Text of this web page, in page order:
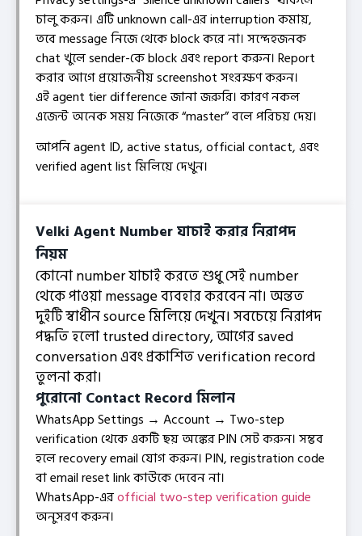
চালু করুন। এটি unknown call-এর interruption কমায়,
তবে message নিজে থেকে block করে না। সন্দেহজনক
chat খুলে sender-কে block এবং report করুন। Report
করার আগে প্রয়োজনীয় screenshot সংরক্ষণ করুন।
এই agent tier difference জানা জরুরি। কারণ নকল
এজেন্ট অনেক সময় নিজেকে “master” বলে পরিচয় দেয়।
আপনি agent ID, active status, official contact, এবং
verified agent list মিলিয়ে দেখুন।
Velki Agent Number যাচাই করার নিরাপদ
নিয়ম
কোনো number যাচাই করতে শুধু সেই number
থেকে পাওয়া message ব্যবহার করবেন না। অন্তত
দুইটি স্বাধীন source মিলিয়ে দেখুন। সবচেয়ে নিরাপদ
পদ্ধতি হলো trusted directory, আগের saved
conversation এবং প্রকাশিত verification record
তুলনা করা।
পুরোনো Contact Record মিলান
WhatsApp Settings → Account → Two-step
verification থেকে একটি ছয় অঙ্কের PIN সেট করুন। সম্ভব
হলে recovery email যোগ করুন। PIN, registration code
বা email reset link কাউকে দেবেন না।
WhatsApp-এরofficial two-step verification guide
অনুসরণ করুন।